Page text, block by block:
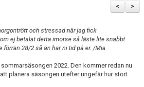
>
<
och stressad när jag fick
ej betalat detta imorse så läste lite snabbt.
förrän 28/2 så än har ni tid på er. /Mia
2022. Den kommer redan nu
planera säsongen utefter ungefär hur stort